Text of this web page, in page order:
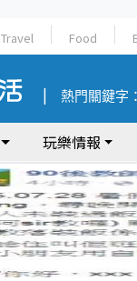
Travel Food
熱門關鍵字：
玩樂情報